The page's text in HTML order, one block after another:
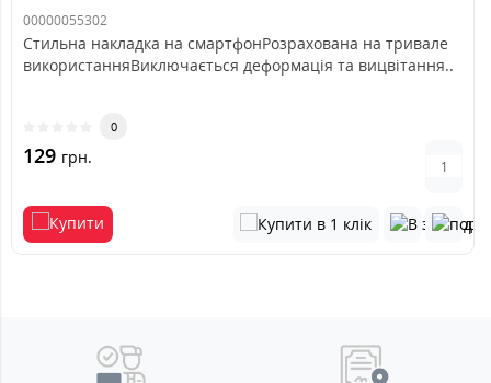
00000055302
Стильна накладка на смартфонРозрахована на тривале
використанняВиключається деформація та вицвітання..
0
129 грн.